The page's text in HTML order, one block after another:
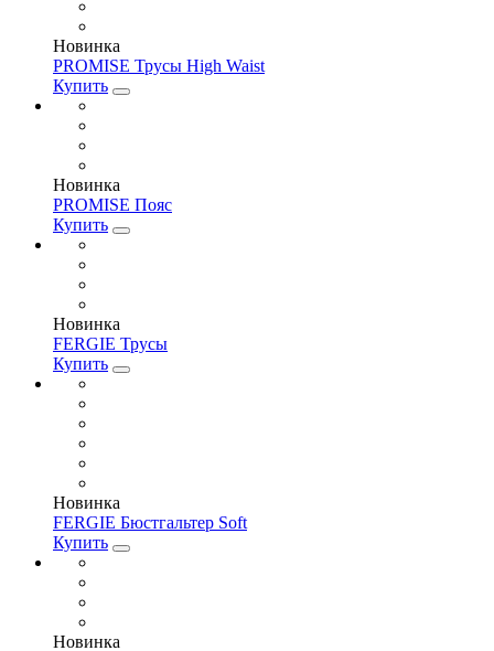
Новинка
PROMISE Трусы High Waist
Купить
Новинка
PROMISE Пояс
Купить
Новинка
FERGIE Трусы
Купить
Новинка
FERGIE Бюстгальтер Soft
Купить
Новинка